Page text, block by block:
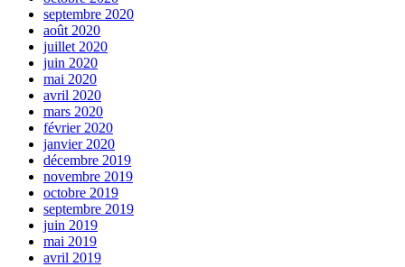
septembre 2020
août 2020
juillet 2020
juin 2020
mai 2020
avril 2020
mars 2020
février 2020
janvier 2020
décembre 2019
novembre 2019
octobre 2019
septembre 2019
juin 2019
mai 2019
avril 2019